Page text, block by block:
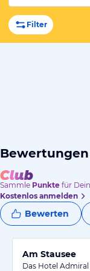
Filter
Bewertungen
Sammle Punkte für
Kostenlos anmelden
Bewerten
Am Stausee
Das Hotel